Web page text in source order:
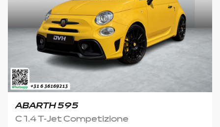
ABARTH 595
C 1.4 T-Jet Competizione